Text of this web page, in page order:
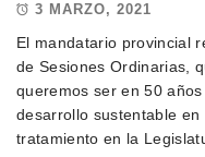
3 MARZO, 2021
El mandatario provincial
de Sesiones Ordinarias,
queremos ser en 50
desarrollo sustentable
tratamiento en la